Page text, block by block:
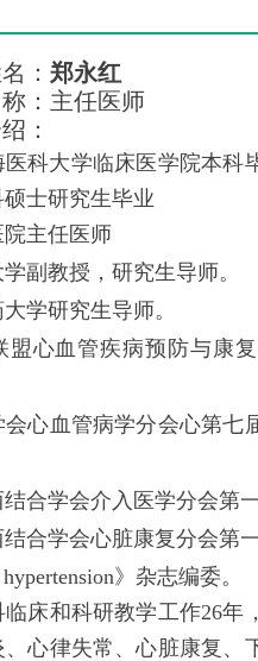
： 郑永红
主任医师
：
医科大学临床医学院本科
士研究生毕业
主任医师
副教授，研究生导师。
学研究生导师。
盟心血管疾病预防与康
心血管病学分会心第七
合学会介入医学分会第
合学会心脏康复分会第
》杂志编委。
临床和科研教学工作26年
心律失常、心脏康复、